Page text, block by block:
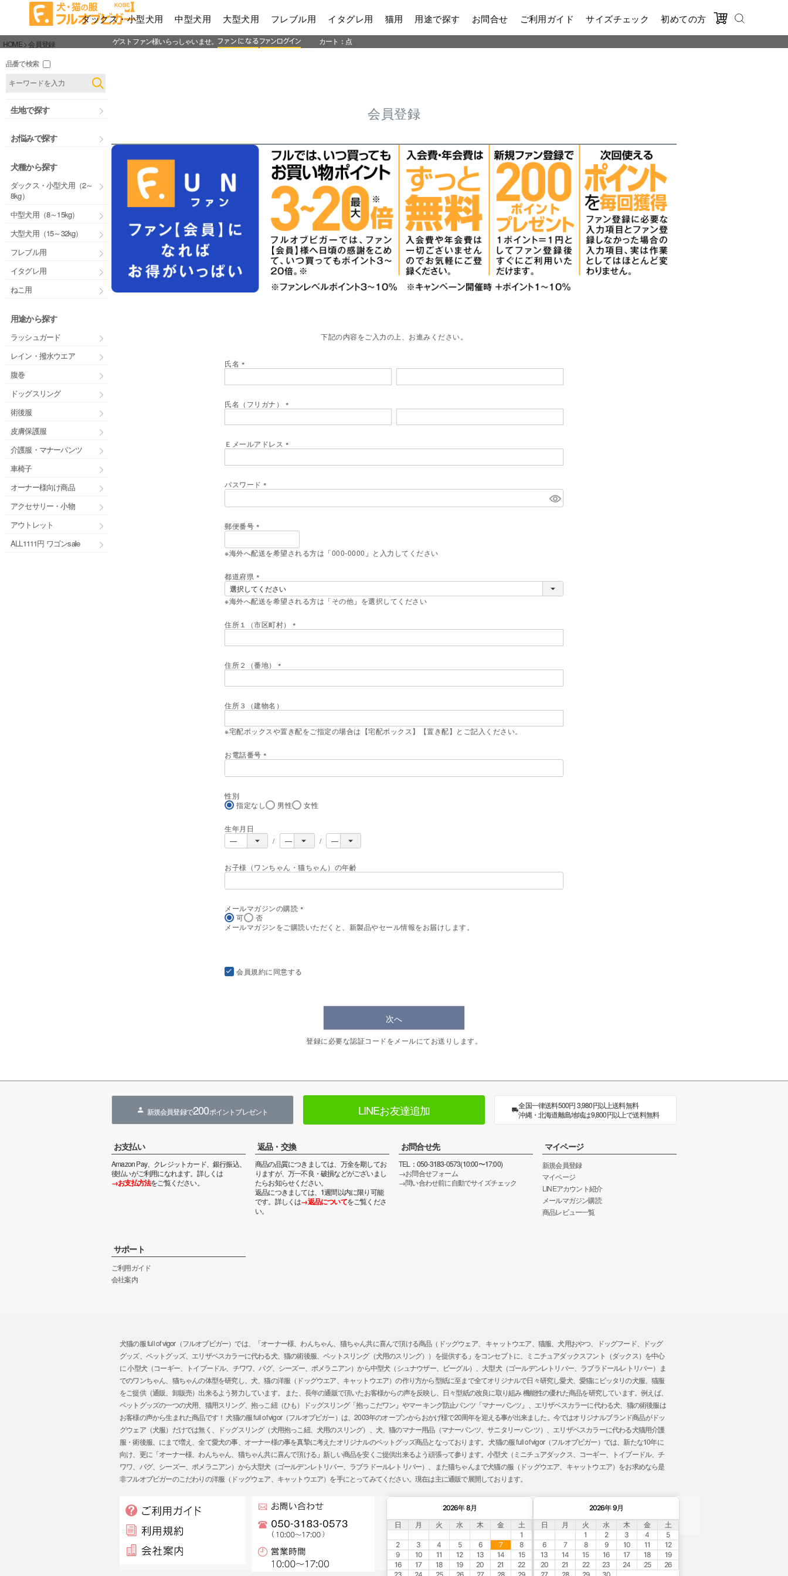
ダックス・小型犬用 中型犬用 大型犬用 フレブル用 イタグレ用 猫用 用途で探す お問合せ ご利用ガイド サイズチェック 初めての方
ゲストファン様いらっしゃいませ。 カート： 点
品番で検索
生地で探す
お悩みで探す
犬種から探す
ダックス・小型犬用（2～
8kg）
中型犬用（8～15kg）
大型犬用（15～32kg）
フレブル用
イタグレ用
ねこ用
用途から探す
ラッシュガード
レイン・撥水ウエア
腹巻
ドッグスリング
術後服
皮膚保護服
介護服・マナーパンツ
車椅子
オーナー様向け商品
アクセサリー・小物
アウトレット
ALL1111円 ワゴンsale
HOME 会員登録
会員登録
下記の内容をご入力の上、お進みください。
氏名
必
)
氏名（フリガナ）
必
)
Ｅメールアドレス
必
パスワード
必
郵便番号
必
須
※海外へ配送を希望される方は「000-0000」と入力してください
都道府県
(
必
須
※海外へ配送を希望される方は「その他」を選択してください
住所１（市区町村）
必
住所２（番地）
必
)
住所３（建物名）
※宅配ボックスや置き配をご指定の場合は【宅配ボックス】【置き配】とご記入ください。
お電話番号
必
性別
指定なし
男性 女性
生年月日
お子様（ワンちゃん・猫ちゃん）の年齢
メールマガジンの購読
必
可
否
メールマガジンをご購読いただくと、新製品やセール情報をお届けします。
会員規約に同意する
次へ
登録に必要な認証コードをメールにてお送りします。
新規会員登録で200ポイントプレゼント LINEお友達追加
全国一律送料500円 3,980円以上送料無料
沖縄・北海道離島地域は9,800円以上で送料無料
お支払い
Amazon Pay、クレジットカード、銀行振込、
後払いがご利用になれます。詳しくは
→お支払方法をご覧ください。
返品・交換
商品の品質につきましては、万全を期してお
りますが、万一不良・破損などがございまし
たらお知らせください。
返品につきましては、1週間以内に限り可能
です。詳しくは→返品についてをご覧くださ
い。
お問合せ先
TEL：050-3183-0573(10:00〜17:00)
→お問合せフォーム
→問い合わせ前に自動でサイズチェック
マイページ
新規会員登録
マイページ
LINEアカウント紹介
メールマガジン購読
商品レビュー一覧
サポート
ご利用ガイド
会社案内
犬猫の服 full of vigor（フルオブビガー）では、「オーナー様、わんちゃん、猫ちゃん共に喜んで頂ける商品（ドッグウェア、 キャットウエア、猫服、犬用おやつ、ドッグフード、ドッグ
グッズ、ペットグッズ、エリザベスカラーに代わる犬、猫の術後服、ペットスリング（犬用のスリング））を提供する」をコンセプトに、ミニチュアダックスフント（ダックス）を中心
に 小型犬（コーギー、トイプードル、チワワ、パグ、シーズー、ポメラニアン）から中型犬（シュナウザー、ビーグル）、大型犬（ゴールデンレトリバー、ラブラドールレトリバー）ま
でのワンちゃん、猫ちゃんの体型を研究し、犬、猫の洋服（ドッグウエア、キャットウエア）の作り方から型紙に至まで全てオリジナルで日々研究し愛犬、愛猫にピッタリの犬服、猫服
をご提供（通販、卸販売）出来るよう努力しています。 また、長年の通販で頂いたお客様からの声を反映し、日々型紙の改良に取り組み 機能性の優れた商品を研究しています。例えば、
ペットグッズの一つの犬用、猫用スリング、抱っこ紐（ひも）ドッグスリング「抱っこだワン」やマー キング防止パンツ「マナーパンツ」、エリザベスカラーに代わる犬、猫の術後服は
お客様の声から生まれた商品です！ 犬猫の服 full of vigor（フルオブビガー）は、2003年のオープンからおかげ様で20周年を迎える事が出来ました。今ではオリジナルブランド商品がドッ
グウェア（犬服）だけでは無く、ドッグスリング（犬用抱っこ紐、犬用のスリング）、犬、猫のマナー用品（マナーパンツ、サニタリーパンツ）、エリザベスカラーに代わる犬猫用介護
服・術後服、にまで増え、全て愛犬の事、オーナー様の事を真摯に考えたオリジナルのペットグッズ商品となっております。 犬猫の服 full of vigor（フルオブビガー）では、新たな10年に
向け、更に「オーナー様、わんちゃん、猫ちゃん共に喜んで頂ける」新しい商品を安くご提供出来るよう頑張って参ります。小型犬（ミニチュアダックス、コーギー、トイプードル、チ
ワワ、パグ、シーズー、ポメラニアン）から大型犬（ゴールデンレトリバー、ラブラドールレトリバー）、また猫ちゃんまで犬猫の服（ドッグウエア、キャットウエア）をお求めなら是
非フルオブビガーのこだわりの洋服（ドッグウェア、キャットウエア）を手にとってみてください。現在は主に通販で展開しております。
2026年 8月
日
月 火 水 木 金
土
1
2
3 4 5 6 7
8
9
10 11 12 13 14
15
16
17 18 19 20 21
22
2026年 9月
日
月 火 水 木 金
土
1
2 3 4
5
6
7 8 9 10 11
12
13
14 15 16 17 18
19
20
21 22 23 24 25
26